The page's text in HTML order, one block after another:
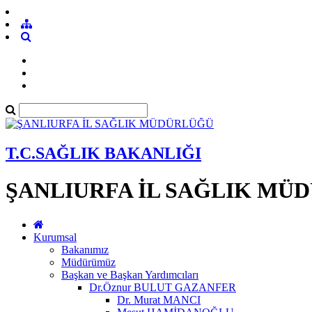
T.C.SAĞLIK BAKANLIĞI
ŞANLIURFA İL SAĞLIK
Kurumsal
Bakanımız
Müdürümüz
Başkan ve Başkan Yardımcıları
Dr.Öznur BULUT GAZANFER
Dr. Murat MANCI